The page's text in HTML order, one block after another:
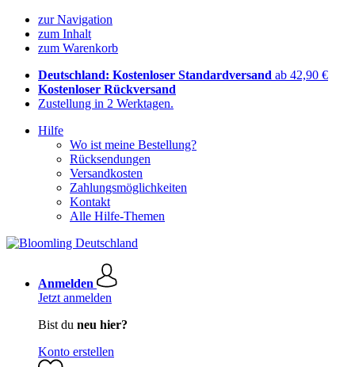
zur Navigation
zum Inhalt
zum Warenkorb
Deutschland: Kostenloser Standardversand ab 42,90 €
Kostenloser Rückversand
Zustellung in 2 Werktagen.
Hilfe
Wo ist meine Bestellung?
Rücksendungen
Versandkosten
Zahlungsmöglichkeiten
Kontakt
Alle Hilfe-Themen
Anmelden
Jetzt anmelden
Bist du neu hier?
Konto erstellen